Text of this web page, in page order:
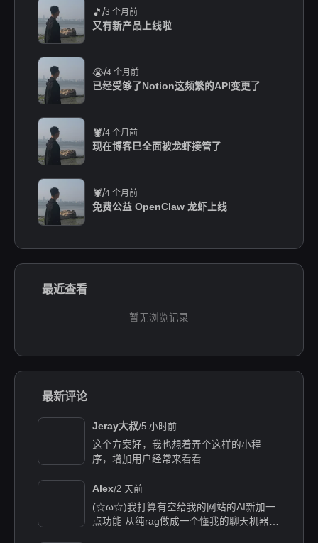
🎵/3 个月前
又有新产品上线啦
😭/4 个月前
已经受够了Notion这频繁的API变更了
🦞/4 个月前
现在博客已全面被龙虾接管了
🦞/4 个月前
免费公益 OpenClaw 龙虾上线
最近查看
暂无浏览记录
最新评论
Jeray大叔/5 小时前
这个方案好，我也想着弄个这样的小程
序，增加用户经常来看看
Alex/2 天前
(☆ω☆)我打算有空给我的网站的AI新加一
点功能 从纯rag做成一个懂我的聊天机器